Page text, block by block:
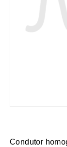
Condutor